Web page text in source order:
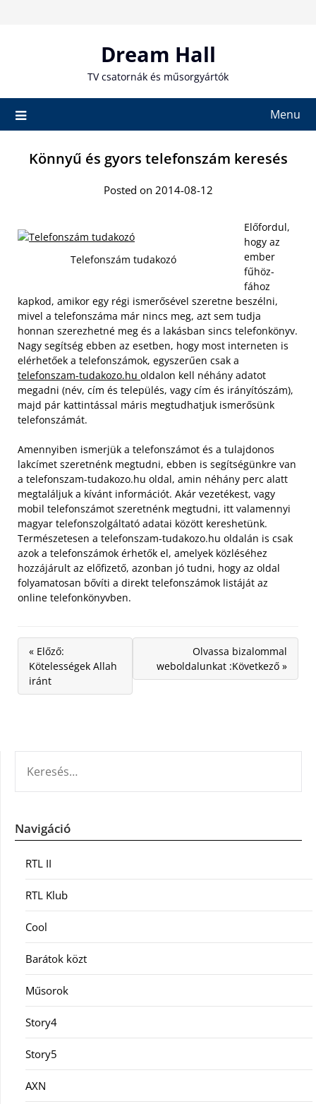
Dream Hall
TV csatornák és műsorgyártók
Menu
Könnyű és gyors telefonszám keresés
Posted on 2014-08-12
Telefonszám tudakozó
Előfordul,
hogy az
ember
fűhöz-
fához
kapkod, amikor egy régi ismerősével szeretne beszélni,
mivel a telefonszáma már nincs meg, azt sem tudja
honnan szerezhetné meg és a lakásban sincs telefonkönyv.
Nagy segítség ebben az esetben, hogy most interneten is
elérhetőek a telefonszámok, egyszerűen csak a
telefonszam-tudakozo.hu oldalon kell néhány adatot
megadni (név, cím és település, vagy cím és irányítószám),
majd pár kattintással máris megtudhatjuk ismerősünk
telefonszámát.
Amennyiben ismerjük a telefonszámot és a tulajdonos
lakcímet szeretnénk megtudni, ebben is segítségünkre van
a telefonszam-tudakozo.hu oldal, amin néhány perc alatt
megtaláljuk a kívánt információt. Akár vezetékest, vagy
mobil telefonszámot szeretnénk megtudni, itt valamennyi
magyar telefonszolgáltató adatai között kereshetünk.
Természetesen a telefonszam-tudakozo.hu oldalán is csak
azok a telefonszámok érhetők el, amelyek közléséhez
hozzájárult az előfizető, azonban jó tudni, hogy az oldal
folyamatosan bővíti a direkt telefonszámok listáját az
online telefonkönyvben.
« Előző:
Kötelességek Allah
iránt
Olvassa bizalommal
weboldalunkat :Következő »
Navigáció
RTL II
RTL Klub
Cool
Barátok közt
Műsorok
Story4
Story5
AXN